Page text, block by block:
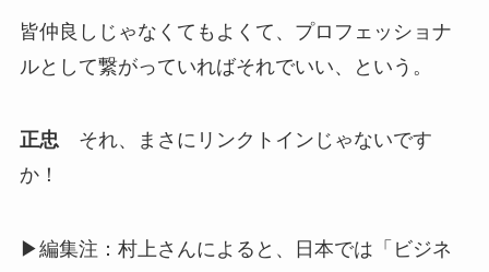
皆仲良しじゃなくてもよくて、プロフェッショナ
ルとして繋がっていればそれでいい、という。
正忠それ、まさにリンクトインじゃないです
か！
▶編集注：村上さんによると、日本では「ビジネ